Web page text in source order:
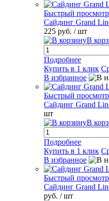
Быстрый просмотр
Сайдинг Grand
225 руб. / шт
В
Подробнее
Купить в 1 клик
В избранное
Быстрый просмотр
Сайдинг Grand
шт
В
Подробнее
Купить в 1 клик
В избранное
Быстрый просмотр
Сайдинг Grand
руб. / шт